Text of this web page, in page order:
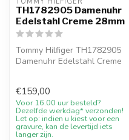
TH1782905 Damenuhr
Edelstahl Creme 28mm
Tommy Hilfiger TH1782905
Damenuhr Edelstahl Creme
€159,00
Voor 16.00 uur besteld?
Dezelfde werkdag* verzonden!
Let op: indien u kiest voor een
gravure, kan de levertijd iets
langer zijn.